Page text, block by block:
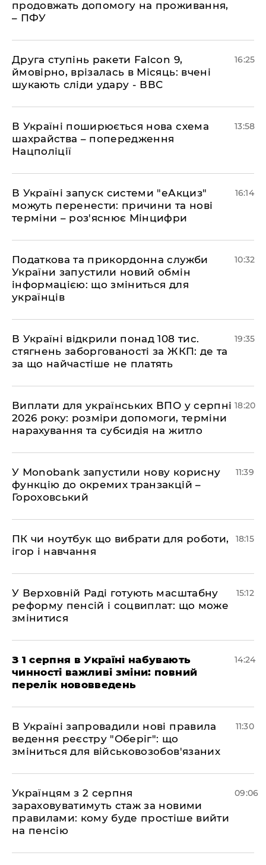
продовжать допомогу на проживання,
– ПФУ
​Друга ступінь ракети Falcon 9,
ймовірно, врізалась в Місяць: вчені
шукають сліди удару - ВВС
16:25
В Україні поширюється нова схема
шахрайства – попередження
Нацполіції
13:58
​В Україні запуск системи "еАкциз"
можуть перенести: причини та нові
терміни – роз'яснює Мінцифри
16:14
Податкова та прикордонна служби
України запустили новий обмін
інформацією: що зміниться для
українців
10:32
В Україні відкрили понад 108 тис.
стягнень заборгованості за ЖКП: де та
за що найчастіше не платять
19:35
Виплати для українських ВПО у серпні
2026 року: розміри допомоги, терміни
нарахування та субсидія на житло
18:20
У Мonobank запустили нову корисну
функцію до окремих транзакцій –
Гороховський
11:39
ПК чи ноутбук що вибрати для роботи,
ігор і навчання
18:15
У Верховній Раді готують масштабну
реформу пенсій і соцвиплат: що може
змінитися
15:12
З 1 серпня в Україні набувають
чинності важливі зміни: повний
перелік нововведень
14:24
В Україні запровадили нові правила
ведення реєстру "Оберіг": що
зміниться для військовозобов'язаних
11:30
Українцям з 2 серпня
зараховуватимуть стаж за новими
правилами: кому буде простіше вийти
на пенсію
09:06